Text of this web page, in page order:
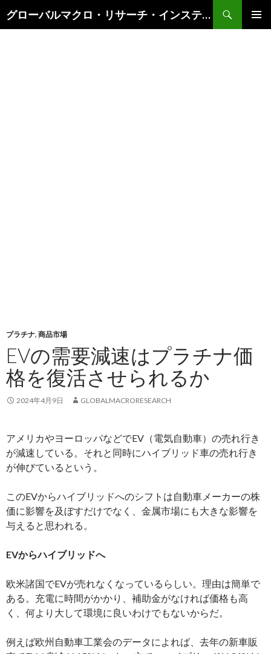
グローバルマクロ・リサーチ・インスティテュート
索
プラチナ, 商品市場
EVの需要減速はプラチナ価
格を復活させられるか
2024年4月9日 GLOBALMACRORESEARCH
アメリカやヨーロッパなどでEV（電気自動車）の売れ行き
が減速している。それと同時にハイブリッド車の売れ行き
が伸びているという。
このEVからハイブリッドへのシフトは自動車メーカーの株
価に影響を及ぼすだけでなく、金属市場にも大きな影響を
与えると思われる。
EVからハイブリッドへ
欧米諸国でEVが売れなくなっているらしい。理由は簡単で
ある。充電に時間がかかり、補助金がなければ価格も高
く、何より大して環境に良いわけでもないからだ。
例えば欧州自動車工業会のデータによれば、去年の新車販